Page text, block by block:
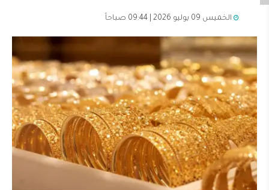
الخميس 09 يوليو 2026 | 09:44 صباحاً